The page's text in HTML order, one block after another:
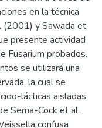
en la técnica
(2001) y Sawada et
presente actividad
Fusarium probados.
se utilizará una
la cual se
lácticas aisladas
Serna-Cock et al.
confusa